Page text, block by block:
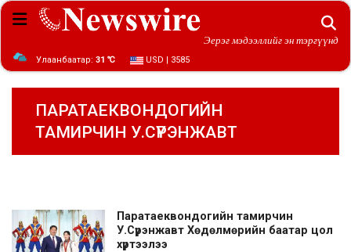
Эерэг мэдээллийг эн тэргүүнд
Улаанбаатар: 31 ℃ USD | 3585
ПАРАТАЕКВОНДОГИЙН
ТАМИРЧИН У.СҮРЭНЖАВТ
Паратаеквондогийн тамирчин
У.Сүрэнжавт Хөдөлмөрийн баатар цол
хүртээлээ